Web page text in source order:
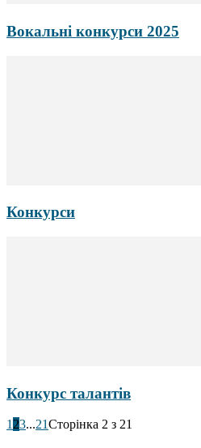
Вокальні конкурси 2025
Конкурси
Конкурс талантів
123...21Сторінка 2 з 21